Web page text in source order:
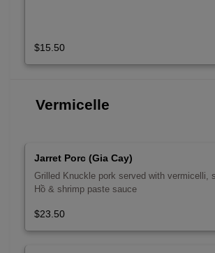
$15.50
Vermicelle
Jarret Porc (Gia Cay)
Grilled Knuckle pork served with vermicelli,
Hồ & shrimp paste sauce
$23.50